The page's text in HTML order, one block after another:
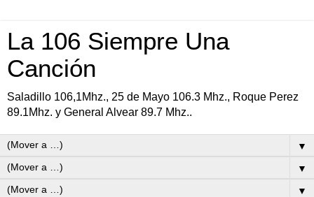
La 106 Siempre Una
Canción
Saladillo 106,1Mhz., 25 de Mayo 106.3 Mhz., Roque Perez
89.1Mhz. y General Alvear 89.7 Mhz..
▼
▼
▼